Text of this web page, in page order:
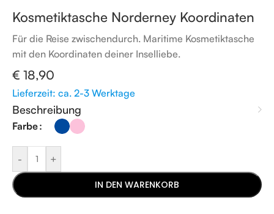
Kosmetiktasche Norderney Koordinaten
Für die Reise zwischendurch. Maritime Kosmetiktasche
mit den Koordinaten deiner Inselliebe.
€ 18,90
Lieferzeit: ca. 2-3 Werktage
Beschreibung
Farbe
- +
IN DEN WARENKORB